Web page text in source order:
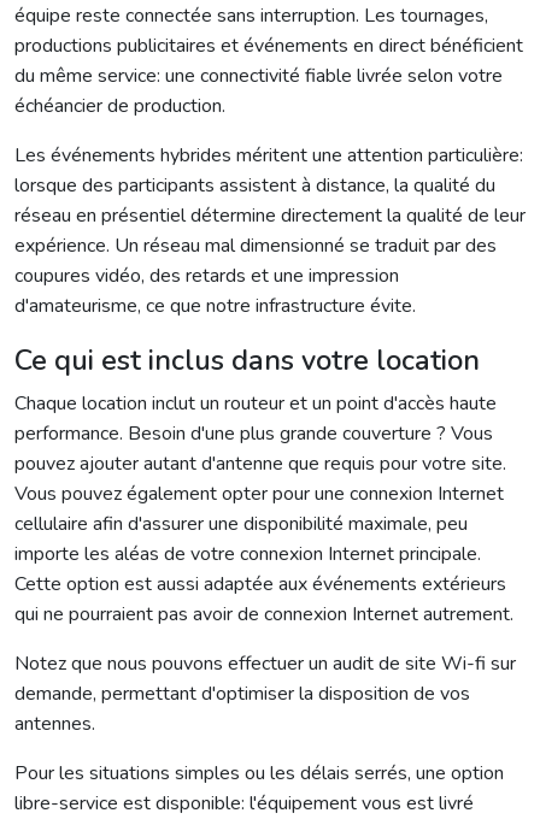
équipe reste connectée sans interruption. Les tournages,
productions publicitaires et événements en direct bénéficient
du même service: une connectivité fiable livrée selon votre
échéancier de production.
Les événements hybrides méritent une attention particulière:
lorsque des participants assistent à distance, la qualité du
réseau en présentiel détermine directement la qualité de leur
expérience. Un réseau mal dimensionné se traduit par des
coupures vidéo, des retards et une impression
d'amateurisme, ce que notre infrastructure évite.
Ce qui est inclus dans votre location
Chaque location inclut un routeur et un point d'accès haute
performance. Besoin d'une plus grande couverture ? Vous
pouvez ajouter autant d'antenne que requis pour votre site.
Vous pouvez également opter pour une connexion Internet
cellulaire afin d'assurer une disponibilité maximale, peu
importe les aléas de votre connexion Internet principale.
Cette option est aussi adaptée aux événements extérieurs
qui ne pourraient pas avoir de connexion Internet autrement.
Notez que nous pouvons effectuer un audit de site Wi-fi sur
demande, permettant d'optimiser la disposition de vos
antennes.
Pour les situations simples ou les délais serrés, une option
libre-service est disponible: l'équipement vous est livré